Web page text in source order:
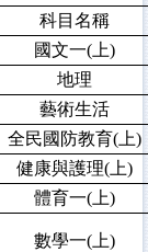
科目名稱
國文一(上)
地理
藝術生活
全民國防教育(上)
健康與護理(上)
體育一(上)
數學一(上)